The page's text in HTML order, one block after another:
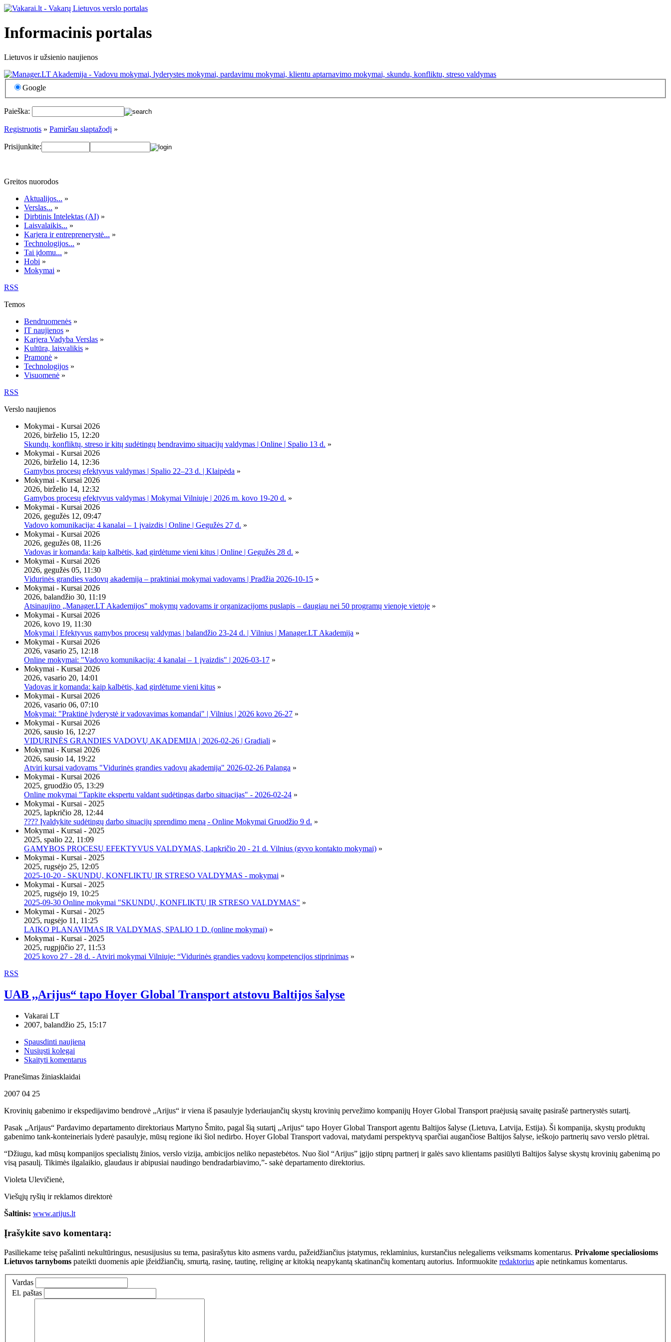
Informacinis portalas
Lietuvos ir užsienio naujienos
Google
Paieška:
Registruotis » Pamiršau slaptažodį »
Prisijunkite:
Greitos nuorodos
Aktualijos... »
Verslas... »
Dirbtinis Intelektas (AI) »
Laisvalaikis... »
Karjera ir entreprenerystė... »
Technologijos... »
Tai įdomu... »
Hobi »
Mokymai »
RSS
Temos
Bendruomenės »
IT naujienos »
Karjera Vadyba Verslas »
Kultūra, laisvalikis »
Pramonė »
Technologijos »
Visuomenė »
RSS
Verslo naujienos
Mokymai - Kursai 2026
2026, birželio 15, 12:20
Skundų, konfliktų, streso ir kitų sudėtingų bendravimo situacijų valdymas | Online | Spalio 13 d. »
Mokymai - Kursai 2026
2026, birželio 14, 12:36
Gamybos procesų efektyvus valdymas | Spalio 22–23 d. | Klaipėda »
Mokymai - Kursai 2026
2026, birželio 14, 12:32
Gamybos procesų efektyvus valdymas | Mokymai Vilniuje | 2026 m. kovo 19-20 d. »
Mokymai - Kursai 2026
2026, gegužės 12, 09:47
Vadovo komunikacija: 4 kanalai – 1 įvaizdis | Online | Gegužės 27 d. »
Mokymai - Kursai 2026
2026, gegužės 08, 11:26
Vadovas ir komanda: kaip kalbėtis, kad girdėtume vieni kitus | Online | Gegužės 28 d. »
Mokymai - Kursai 2026
2026, gegužės 05, 11:30
Vidurinės grandies vadovų akademija – praktiniai mokymai vadovams | Pradžia 2026-10-15 »
Mokymai - Kursai 2026
2026, balandžio 30, 11:19
Atsinaujino „Manager.LT Akademijos" mokymų vadovams ir organizacijoms puslapis – daugiau nei 50 programų vienoje vietoje »
Mokymai - Kursai 2026
2026, kovo 19, 11:30
Mokymai | Efektyvus gamybos procesų valdymas | balandžio 23-24 d. | Vilnius | Manager.LT Akademija »
Mokymai - Kursai 2026
2026, vasario 25, 12:18
Online mokymai: "Vadovo komunikacija: 4 kanalai – 1 įvaizdis" | 2026-03-17 »
Mokymai - Kursai 2026
2026, vasario 20, 14:01
Vadovas ir komanda: kaip kalbėtis, kad girdėtume vieni kitus »
Mokymai - Kursai 2026
2026, vasario 06, 07:10
Mokymai: "Praktinė lyderystė ir vadovavimas komandai" | Vilnius | 2026 kovo 26-27 »
Mokymai - Kursai 2026
2026, sausio 16, 12:27
VIDURINĖS GRANDIES VADOVŲ AKADEMIJA | 2026-02-26 | Gradiali »
Mokymai - Kursai 2026
2026, sausio 14, 19:22
Atviri kursai vadovams "Vidurinės grandies vadovų akademija" 2026-02-26 Palanga »
Mokymai - Kursai 2026
2025, gruodžio 05, 13:29
Online mokymai "Tapkite ekspertu valdant sudėtingas darbo situacijas" - 2026-02-24 »
Mokymai - Kursai - 2025
2025, lapkričio 28, 12:44
???? Įvaldykite sudėtingų darbo situacijų sprendimo meną - Online Mokymai Gruodžio 9 d. »
Mokymai - Kursai - 2025
2025, spalio 22, 11:09
GAMYBOS PROCESŲ EFEKTYVUS VALDYMAS, Lapkričio 20 - 21 d. Vilnius (gyvo kontakto mokymai) »
Mokymai - Kursai - 2025
2025, rugsėjo 25, 12:05
2025-10-20 - SKUNDŲ, KONFLIKTŲ IR STRESO VALDYMAS - mokymai »
Mokymai - Kursai - 2025
2025, rugsėjo 19, 10:25
2025-09-30 Online mokymai "SKUNDŲ, KONFLIKTŲ IR STRESO VALDYMAS" »
Mokymai - Kursai - 2025
2025, rugsėjo 11, 11:25
LAIKO PLANAVIMAS IR VALDYMAS, SPALIO 1 D. (online mokymai) »
Mokymai - Kursai - 2025
2025, rugpjūčio 27, 11:53
2025 kovo 27 - 28 d. - Atviri mokymai Vilniuje: “Vidurinės grandies vadovų kompetencijos stiprinimas »
RSS
UAB ,,Arijus“ tapo Hoyer Global Transport atstovu Baltijos šalyse
Vakarai LT
2007, balandžio 25, 15:17
Spausdinti naujieną
Nusiųsti kolegai
Skaityti komentarus
Pranešimas žiniasklaidai
2007 04 25
Krovinių gabenimo ir ekspedijavimo bendrovė „Arijus“ ir viena iš pasaulyje lyderiaujančių skystų krovinių pervežimo kompanijų Hoyer Global Transport praėjusią savaitę pasirašė partnerystės sutartį.
Pasak „Arijaus“ Pardavimo departamento direktoriaus Martyno Šmito, pagal šią sutartį „Arijus“ tapo Hoyer Global Transport agentu Baltijos šalyse (Lietuva, Latvija, Estija). Ši kompanija, skystų produktų
gabenimo tank-konteineriais lyderė pasaulyje, mūsų regione iki šiol nedirbo. Hoyer Global Transport vadovai, matydami perspektyvą sparčiai augančiose Baltijos šalyse, ieškojo partnerių savo verslo plėtrai.
“Džiugu, kad mūsų kompanijos specialistų žinios, verslo vizija, ambicijos neliko nepastebėtos. Nuo šiol “Arijus” įgijo stiprų partnerį ir galės savo klientams pasiūlyti Baltijos šalyse skystų krovinių gabenimą po
visą pasaulį. Tikimės ilgalaikio, glaudaus ir abipusiai naudingo bendradarbiavimo,”- sakė departamento direktorius.
Violeta Ulevičienė,
Viešųjų ryšių ir reklamos direktorė
Šaltinis: www.arijus.lt
Įrašykite savo komentarą:
Pasiliekame teisę pašalinti nekultūringus, nesusijusius su tema, pasirašytus kito asmens vardu, pažeidžiančius įstatymus, reklaminius, kurstančius nelegaliems veiksmams komentarus. Privalome specialiosioms
Lietuvos tarnyboms pateikti duomenis apie įžeidžiančių, smurtą, rasinę, tautinę, religinę ar kitokią neapykantą skatinančių komentarų autorius. Informuokite redaktorius apie netinkamus komentarus.
Vardas
El. paštas